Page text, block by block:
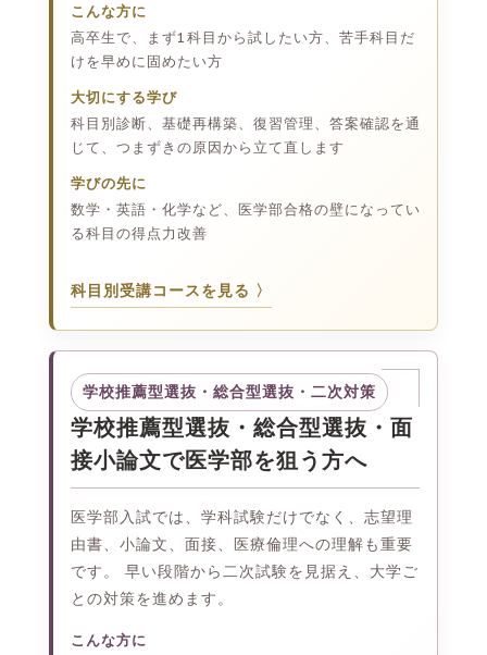
こんな方に
高卒生で、まず1科目から試したい方、苦手科目だ
けを早めに固めたい方
大切にする学び
科目別診断、基礎再構築、復習管理、答案確認を通
じて、つまずきの原因から立て直します
学びの先に
数学・英語・化学など、医学部合格の壁になってい
る科目の得点力改善
科目別受講コースを見る
学校推薦型選抜・総合型選抜・二次対策
学校推薦型選抜・総合型選抜・面
接小論文で医学部を狙う方へ
医学部入試では、学科試験だけでなく、志望理
由書、小論文、面接、医療倫理への理解も重要
です。 早い段階から二次試験を見据え、大学ご
との対策を進めます。
こんな方に